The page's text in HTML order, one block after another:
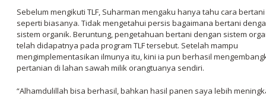
Sebelum mengikuti TLF, Suharman mengaku hanya tahu cara bertani
seperti biasanya. Tidak mengetahui persis bagaimana bertani
sistem organik. Beruntung, pengetahuan bertani dengan sistem
telah didapatnya pada program TLF tersebut. Setelah mampu
mengimplementasikan ilmunya itu, kini ia pun berhasil
pertanian di lahan sawah milik orangtuanya sendiri.
“Alhamdulillah bisa berhasil, bahkan hasil panen saya lebih